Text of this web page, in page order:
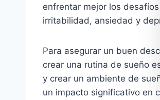
enfrentar mejor los
irritabilidad, ansiedad y
Para asegurar un buen
crear una rutina de sueño
y crear un ambiente de
un impacto significativo en